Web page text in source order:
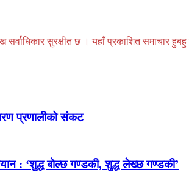
सुरक्षीत छ । यहाँ प्रकाशित समाचार हुबहु
प्रणालीको संकट
: ‘शुद्ध बोल्छ गण्डकी, शुद्ध लेख्छ गण्डकी’